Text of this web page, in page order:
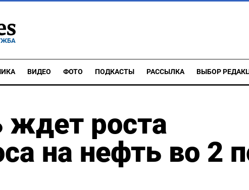
ВИДЕО ФОТО ПОДКАСТЫ РАССЫЛКА ВЫБОР
ждет роста
на нефть во 2